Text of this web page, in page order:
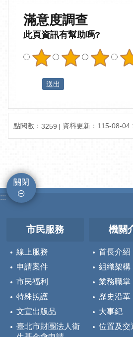
滿意度調查
此頁資訊有幫助嗎?
點閱數： 3259 資料更新：115-08-04
關閉
:::
市民服務
線上服務
申請案件
市民福利
特殊照護
文宣出版品
臺北市財團法人衛
機關
首長介紹
組織架構
業務職掌
歷史沿革
大事紀
位置及交